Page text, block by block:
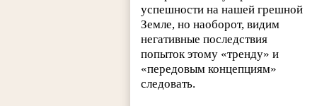
успешности на нашей грешной
Земле, но наоборот, видим
негативные последствия
попыток этому «тренду» и
«передовым концепциям»
следовать.